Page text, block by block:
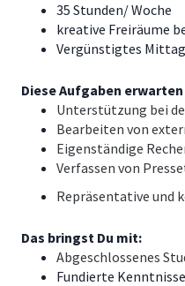
35 Stunden/ Woche
kreative Freiräume
Vergünstigtes
Diese Aufgaben erwarten
Unterstützung bei
Bearbeiten von
Eigenständige
Verfassen von
Repräsentative und
Das bringst Du mit:
Abgeschlossenes
Fundierte